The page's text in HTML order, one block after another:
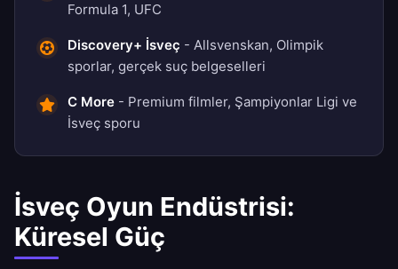
Formula 1, UFC
Discovery+ İsveç - Allsvenskan, Olimpik
sporlar, gerçek suç belgeselleri
C More - Premium filmler, Şampiyonlar Ligi ve
İsveç sporu
İsveç Oyun Endüstrisi:
Küresel Güç